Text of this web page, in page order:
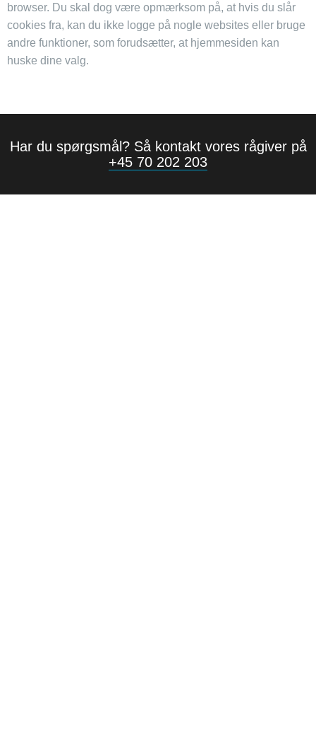
browser. Du skal dog være opmærksom på, at hvis du slår
cookies fra, kan du ikke logge på nogle websites eller bruge
andre funktioner, som forudsætter, at hjemmesiden kan
huske dine valg.
Har du spørgsmål? Så kontakt vores rågiver på
+45 70 202 203